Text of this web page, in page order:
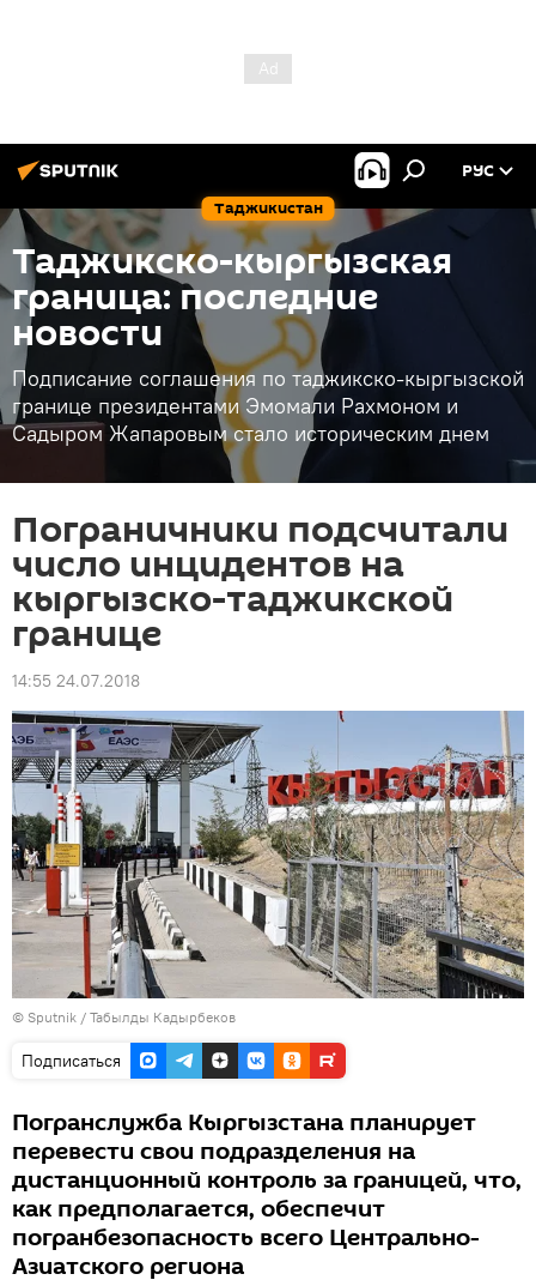
Таджикистан
РУС
Таджикско-кыргызская
граница: последние
новости
Подписание соглашения по таджикско-кыргызской
границе президентами Эмомали Рахмоном и
Садыром Жапаровым стало историческим днем
Пограничники подсчитали
число инцидентов на
кыргызско-таджикской
границе
14:55 24.07.2018
© Sputnik / Табылды Кадырбеков
Подписаться
Погранслужба Кыргызстана планирует
перевести свои подразделения на
дистанционный контроль за границей, что,
как предполагается, обеспечит
погранбезопасность всего Центрально-
Азиатского региона